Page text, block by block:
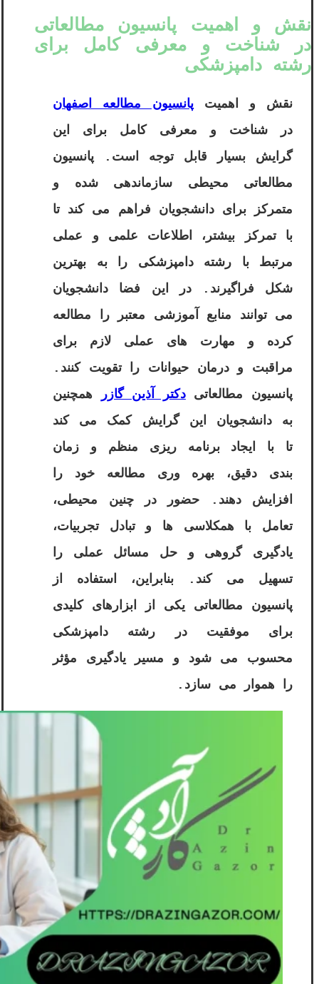
نقش و اهمیت پانسیون مطالعاتی
در شناخت و معرفی کامل برای
رشته دامپزشکی
نقش و اهمیتپانسیون مطالعه اصفهان
در شناخت و معرفی کامل برای این
گرایش بسیار قابل توجه است. پانسیون
مطالعاتی محیطی سازماندهی شده و
متمرکز برای دانشجویان فراهم می کند تا
با تمرکز بیشتر، اطلاعات علمی و عملی
مرتبط با رشته دامپزشکی را به بهترین
شکل فراگیرند. در این فضا دانشجویان
می توانند منابع آموزشی معتبر را مطالعه
کرده و مهارت های عملی لازم برای
مراقبت و درمان حیوانات را تقویت کنند.
پانسیون مطالعاتیدکتر آذین گازر
همچنین
به دانشجویان این گرایش کمک می کند
تا با ایجاد برنامه ریزی منظم و زمان
بندی دقیق، بهره وری مطالعه خود را
افزایش دهند. حضور در چنین محیطی،
تعامل با همکلاسی ها و تبادل تجربیات،
یادگیری گروهی و حل مسائل عملی را
تسهیل می کند. بنابراین، استفاده از
پانسیون مطالعاتی یکی از ابزارهای کلیدی
برای موفقیت در رشته دامپزشکی
محسوب می شود و مسیر یادگیری مؤثر
را هموار می سازد.